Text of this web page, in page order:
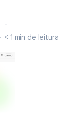
< 1 min de leitura